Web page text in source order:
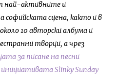
най-активните и
софийската сцена, както и в
10 авторски албума и
творци, а чрез
за писане на песни
инициативата Slinky Sunday